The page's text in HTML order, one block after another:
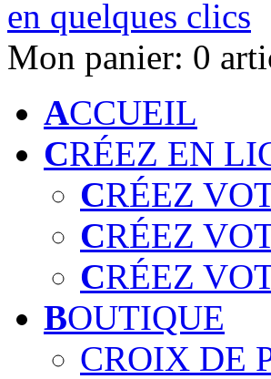
Mon panier: 0
ACCUEIL
CRÉEZ EN
CRÉEZ
CRÉEZ
CRÉEZ
BOUTIQUE
CROIX DE